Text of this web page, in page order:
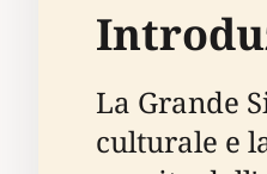
La Grande
culturale e